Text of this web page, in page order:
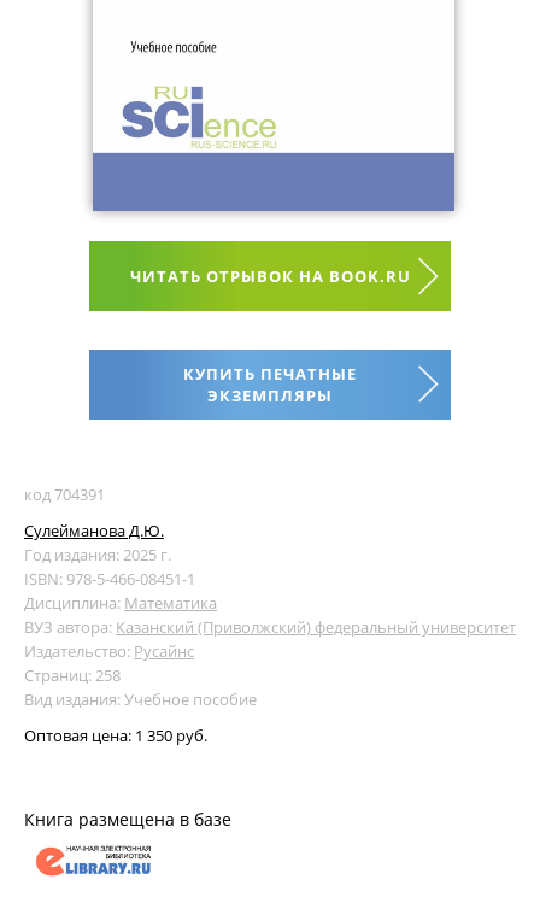
ЧИТАТЬ ОТРЫВОК НА BOOK.RU
КУПИТЬ ПЕЧАТНЫЕ
ЭКЗЕМПЛЯРЫ
код 704391
Сулейманова Д.Ю.
Год издания: 2025 г.
ISBN: 978-5-466-08451-1
Дисциплина: Математика
ВУЗ автора: Казанский (Приволжский) федеральный университет
Издательство: Русайнс
Страниц: 258
Вид издания: Учебное пособие
Оптовая цена: 1 350 руб.
Книга размещена в базе